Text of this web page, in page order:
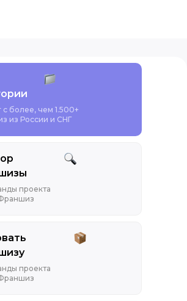
с более, чем 1.500+
из России и СНГ
проекта
проекта